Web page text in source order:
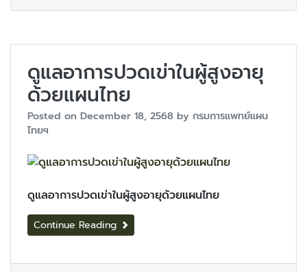
ดูแลอาการปวดเข่าในผู้สูงอายุ
ด้วยแผนไทย
Posted on December 18, 2568 by กรมการแพทย์แผน
ไทยฯ
ดูแลอาการปวดเข่าในผู้สูงอายุด้วยแผนไทย
Continue Reading